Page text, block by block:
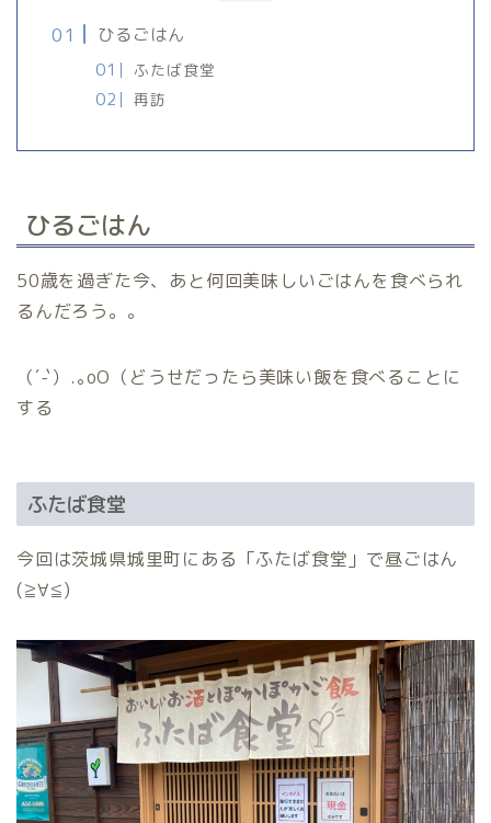
ひるごはん
ふたば食堂
再訪
ひるごはん
50歳を過ぎた今、あと何回美味しいごはんを食べられ
るんだろう。。
（´-`）.｡oO（どうせだったら美味い飯を食べることに
する
ふたば食堂
今回は茨城県城里町にある「ふたば食堂」で昼ごはん
(≧∀≦)